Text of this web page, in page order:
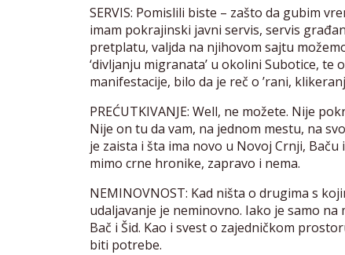
SERVIS: Pomislili biste – zašto da gubim
imam pokrajinski javni servis, servis
pretplatu, valjda na njihovom sajtu
‘divljanju migranata’ u okolini Subotice,
manifestacije, bilo da je reč o ’rani,
PREĆUTKIVANJE: Well, ne možete. Nije
Nije on tu da vam, na jednom mestu, na
je zaista i šta ima novo u Novoj Crnji,
mimo crne hronike, zapravo i nema.
NEMINOVNOST: Kad ništa o drugima s
udaljavanje je neminovno. Iako je samo
Bač i Šid. Kao i svest o zajedničkom
biti potrebe.